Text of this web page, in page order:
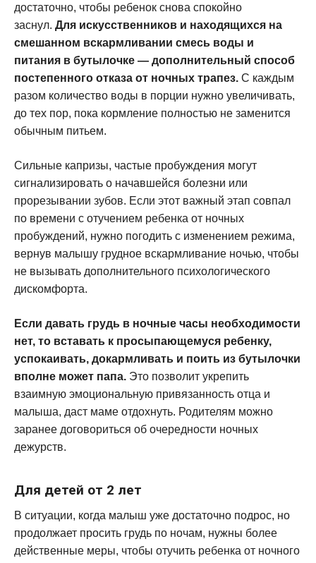
достаточно, чтобы ребенок снова спокойно
заснул. Для искусственников и находящихся на
смешанном вскармливании смесь воды и
питания в бутылочке — дополнительный способ
постепенного отказа от ночных трапез. С каждым
разом количество воды в порции нужно увеличивать,
до тех пор, пока кормление полностью не заменится
обычным питьем.
Сильные капризы, частые пробуждения могут
сигнализировать о начавшейся болезни или
прорезывании зубов. Если этот важный этап совпал
по времени с отучением ребенка от ночных
пробуждений, нужно погодить с изменением режима,
вернув малышу грудное вскармливание ночью, чтобы
не вызывать дополнительного психологического
дискомфорта.
Если давать грудь в ночные часы необходимости
нет, то вставать к просыпающемуся ребенку,
успокаивать, докармливать и поить из бутылочки
вполне может папа. Это позволит укрепить
взаимную эмоциональную привязанность отца и
малыша, даст маме отдохнуть. Родителям можно
заранее договориться об очередности ночных
дежурств.
Для детей от 2 лет
В ситуации, когда малыш уже достаточно подрос, но
продолжает просить грудь по ночам, нужны более
действенные меры, чтобы отучить ребенка от ночного